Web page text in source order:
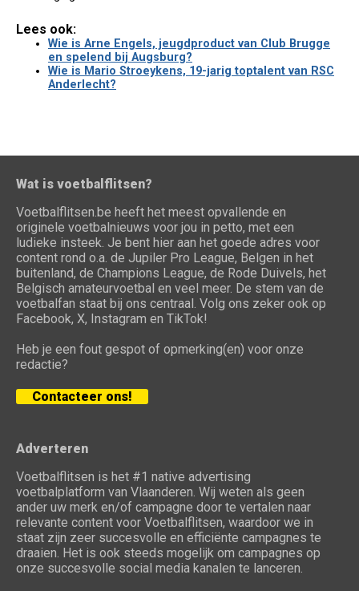
Lees ook:
Wie is Arne Engels, jeugdproduct van Club Brugge
en spelend bij Augsburg?
Wie is Mario Stroeykens, 19-jarig toptalent van RSC
Anderlecht?
Wat is voetbalflitsen?
Voetbalflitsen.be heeft het meest opvallende en
originele voetbalnieuws voor jou in petto, met een
ludieke insteek. Je bent hier aan het goede adres voor
content rond o.a. de Jupiler Pro League, Belgen in het
buitenland, de Champions League, de Rode Duivels, het
Belgisch amateurvoetbal en veel meer. De stem van de
voetbalfan staat bij ons centraal. Volg ons zeker ook op
Facebook, X, Instagram en TikTok!
Heb je een fout gespot of opmerking(en) voor onze
redactie?
Contacteer ons!
Adverteren
Voetbalflitsen is het #1 native advertising
voetbalplatform van Vlaanderen. Wij weten als geen
ander uw merk en/of campagne door te vertalen naar
relevante content voor Voetbalflitsen, waardoor we in
staat zijn zeer succesvolle en efficiënte campagnes te
draaien. Het is ook steeds mogelijk om campagnes op
onze succesvolle social media kanalen te lanceren.